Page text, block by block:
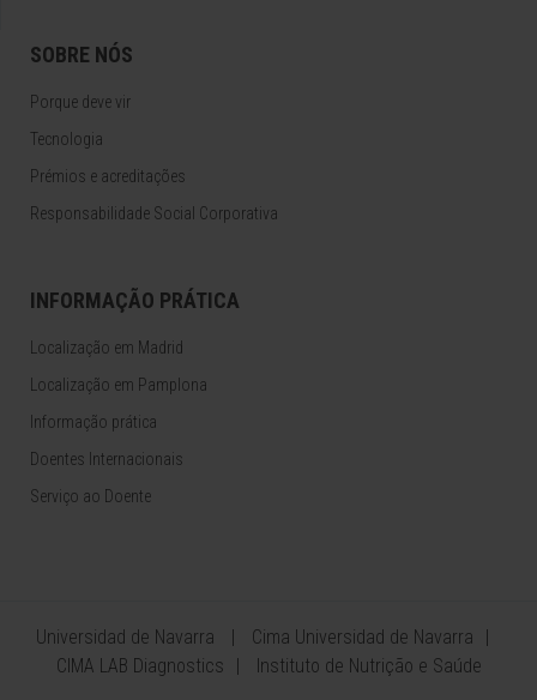
SOBRE NÓS
Porque deve vir
Tecnologia
Prémios e acreditações
Responsabilidade Social Corporativa
INFORMAÇÃO PRÁTICA
Localização em Madrid
Localização em Pamplona
Informação prática
Doentes Internacionais
Serviço ao Doente
Universidad de Navarra
Cima Universidad de Navarra
CIMA LAB Diagnostics
Instituto de Nutrição e Saúde